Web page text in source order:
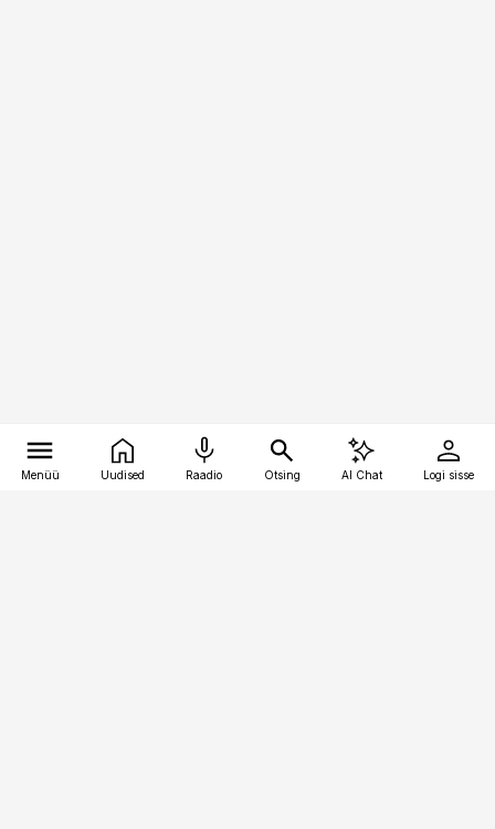
Menüü Uudised Raadio Otsing AI Chat Logi sisse